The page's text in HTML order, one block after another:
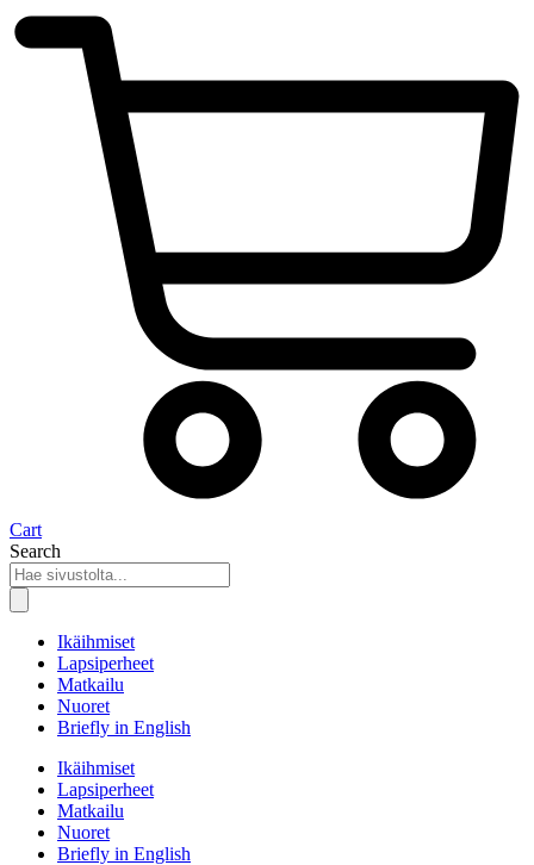
Cart
Search
Ikäihmiset
Lapsiperheet
Matkailu
Nuoret
Briefly in English
Ikäihmiset
Lapsiperheet
Matkailu
Nuoret
Briefly in English